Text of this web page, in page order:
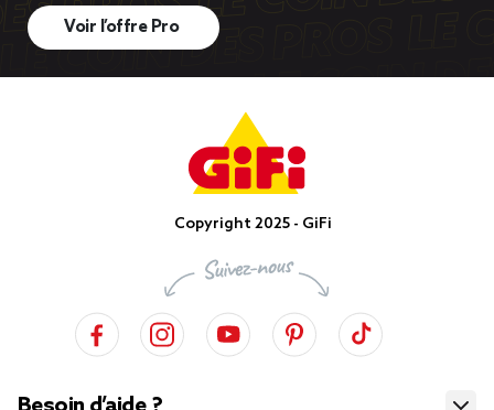
Voir l’offre Pro
Copyright 2025 - GiFi